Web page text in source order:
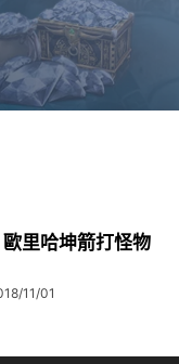
里哈坤箭打怪物
11/01